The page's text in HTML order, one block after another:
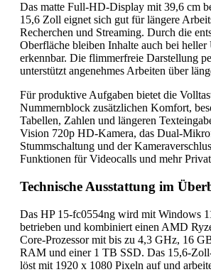
Das matte Full-HD-Display mit 39,6 cm
15,6 Zoll eignet sich gut für längere
Recherchen und Streaming. Durch die
Oberfläche bleiben Inhalte auch bei heller
erkennbar. Die flimmerfreie Darstellung
unterstützt angenehmes Arbeiten über
Für produktive Aufgaben bietet die
Nummernblock zusätzlichen Komfort,
Tabellen, Zahlen und längeren
Vision 720p HD-Kamera, das Dual-
Stummschaltung und der
Funktionen für Videocalls und mehr
Technische Ausstattung im
Das HP 15-fc0554ng wird mit Windows
betrieben und kombiniert einen AMD
Core-Prozessor mit bis zu 4,3 GHz, 16
RAM und einer 1 TB SSD. Das 15,6-
löst mit 1920 x 1080 Pixeln auf und